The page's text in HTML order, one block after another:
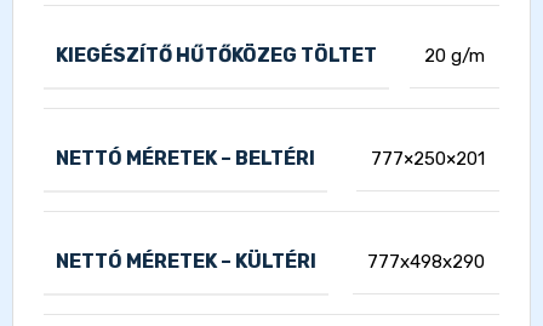
KIEGÉSZÍTŐ HŰTŐKÖZEG TÖLTET 20 g/m
NETTÓ MÉRETEK – BELTÉRI 777×250×201
NETTÓ MÉRETEK – KÜLTÉRI 777x498x290